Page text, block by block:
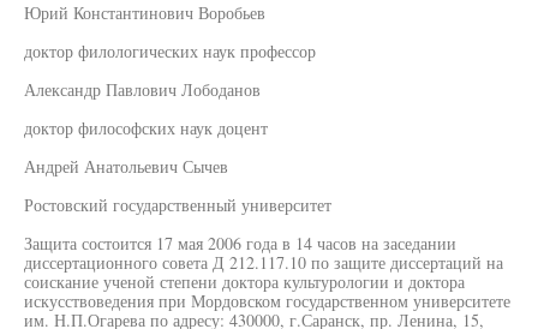
Юрий Константинович Воробьев
доктор филологических наук профессор
Александр Павлович Лободанов
доктор философских наук доцент
Андрей Анатольевич Сычев
Ростовский государственный университет
Защита состоится 17 мая 2006 года в 14 часов на заседании
диссертационного совета Д 212.117.10 по защите диссертаций на
соискание ученой степени доктора культурологии и доктора
искусствоведения при Мордовском государственном университете
им. Н.П.Огарева по адресу: 430000, г.Саранск, пр. Ленина, 15,